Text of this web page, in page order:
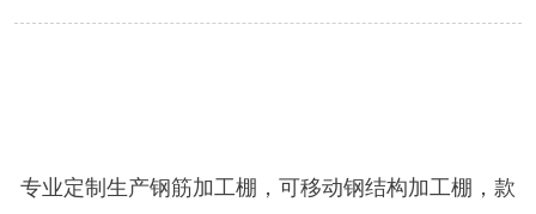
专业定制生产钢筋加工棚，可移动钢结构加工棚，款